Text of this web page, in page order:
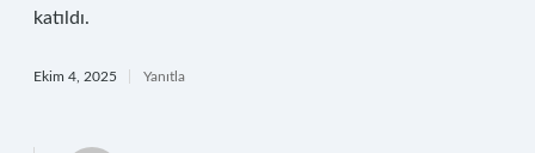
katıldı.
Ekim 4, 2025 Yanıtla